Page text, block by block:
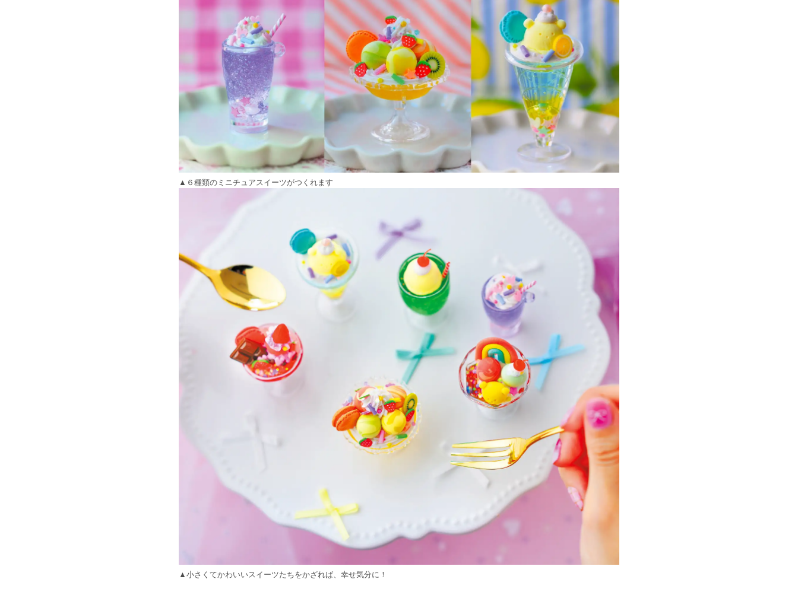
▲６種類のミニチュアスイーツがつくれます
▲小さくてかわいいスイーツたちをかざれば、幸せ気分に！